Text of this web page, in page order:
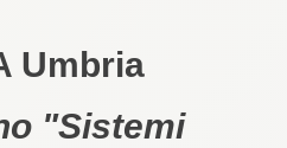
Umbria
"Sistemi